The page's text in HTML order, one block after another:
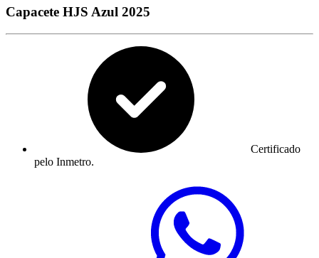
Capacete HJS Azul 2025
Certificado
pelo Inmetro.